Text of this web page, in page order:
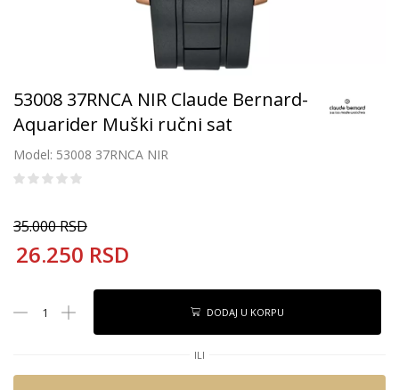
53008 37RNCA NIR Claude Bernard-
Aquarider Muški ručni sat
Model: 53008 37RNCA NIR
35.000RSD
26.250 RSD
DODAJ U KORPU
ILI